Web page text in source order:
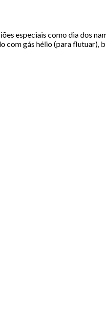
especiais como dia dos
gás hélio (para flutuar),